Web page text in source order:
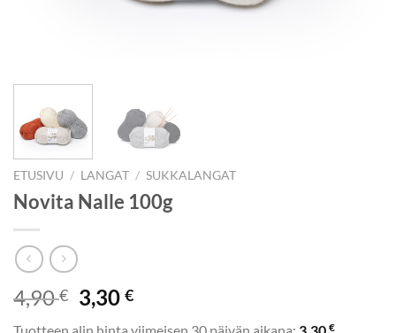
ETUSIVU / LANGAT / SUKKALANGAT
Novita Nalle 100g
4,90€ Alkuperäinen
hinta
3,30€Nykyinen
€